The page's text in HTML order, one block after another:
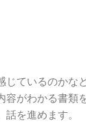
じているのかな
容がわかる書類
を進めます。